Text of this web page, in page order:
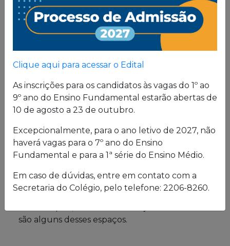
Proposta
Pedagógica
formação, pautada em valores cristãos e um
consistente conhecimento acadêmico.
Estrutura física
O Colégio oferece uma excelente estrutura para
atender a seus alunos em período integral.
Laboratórios de Química, Física e Biologia; salas
de leitura e de grupo; biblioteca; cybersala;
auditórios; complexo esportivo; piscina
são alguns desses espaços.
Clique aqui para acessar o Edital
As inscrições para os candidatos às vagas do 1º ao
9º ano do Ensino Fundamental estarão abertas de
10 de agosto a 23 de outubro.
Excepcionalmente, para o ano letivo de 2027, não
haverá vagas para o 7º ano do Ensino
Fundamental e para a 1ª série do Ensino Médio.
Em caso de dúvidas, entre em contato com a
Secretaria do Colégio, pelo telefone: 2206-8260.